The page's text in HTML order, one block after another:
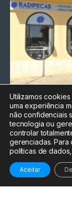
Utilizamos
uma experiência
não confidenciais
tecnologia ou
controlar
gerenciadas. Para
políticas de
Aceitar